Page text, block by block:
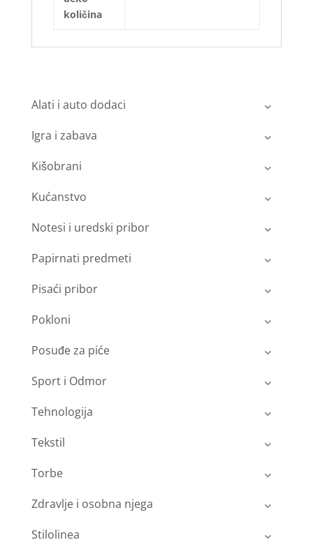
količina
Alati i auto dodaci
Igra i zabava
Kišobrani
Kućanstvo
Notesi i uredski pribor
Papirnati predmeti
Pisaći pribor
Pokloni
Posuđe za piće
Sport i Odmor
Tehnologija
Tekstil
Torbe
Zdravlje i osobna njega
Stilolinea